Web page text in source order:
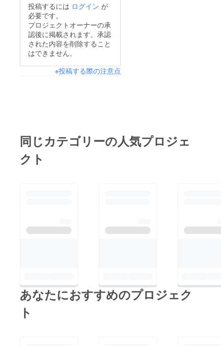
投稿するには ログイン が
必要です。
プロジェクトオーナーの承
認後に掲載されます。承認
された内容を削除すること
はできません。
※投稿する際の注意点
同じカテゴリーの人気プロジェ
クト
あなたにおすすめのプロジェク
ト